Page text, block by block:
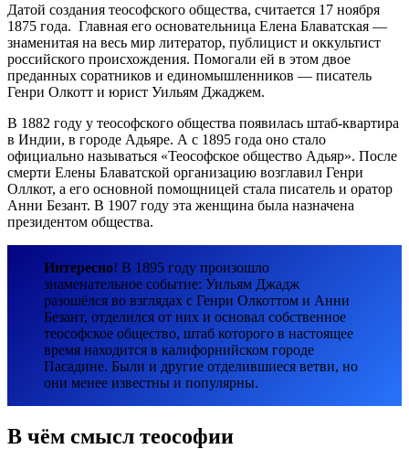
Датой создания теософского общества, считается 17 ноября
1875 года. Главная его основательница Елена Блаватская —
знаменитая на весь мир литератор, публицист и оккультист
российского происхождения. Помогали ей в этом двое
преданных соратников и единомышленников — писатель
Генри Олкотт и юрист Уильям Джаджем.
В 1882 году у теософского общества появилась штаб-квартира
в Индии, в городе Адьяре. А с 1895 года оно стало
официально называться «Теософское общество Адьяр». После
смерти Елены Блаватской организацию возглавил Генри
Оллкот, а его основной помощницей стала писатель и оратор
Анни Безант. В 1907 году эта женщина была назначена
президентом общества.
Интересно! В 1895 году произошло
знаменательное событие: Уильям Джадж
разошёлся во взглядах с Генри Олкоттом и Анни
Безант, отделился от них и основал собственное
теософское общество, штаб которого в настоящее
время находится в калифорнийском городе
Пасадине. Были и другие отделившиеся ветви, но
они менее известны и популярны.
В чём смысл теософии